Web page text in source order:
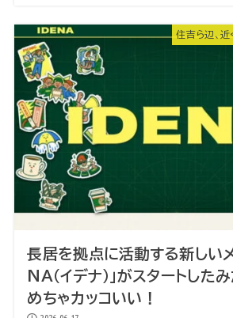
住吉ら辺、近
長居を拠点に活動する新しい
NA（イデナ）」がスタートした
めちゃカッコいい！